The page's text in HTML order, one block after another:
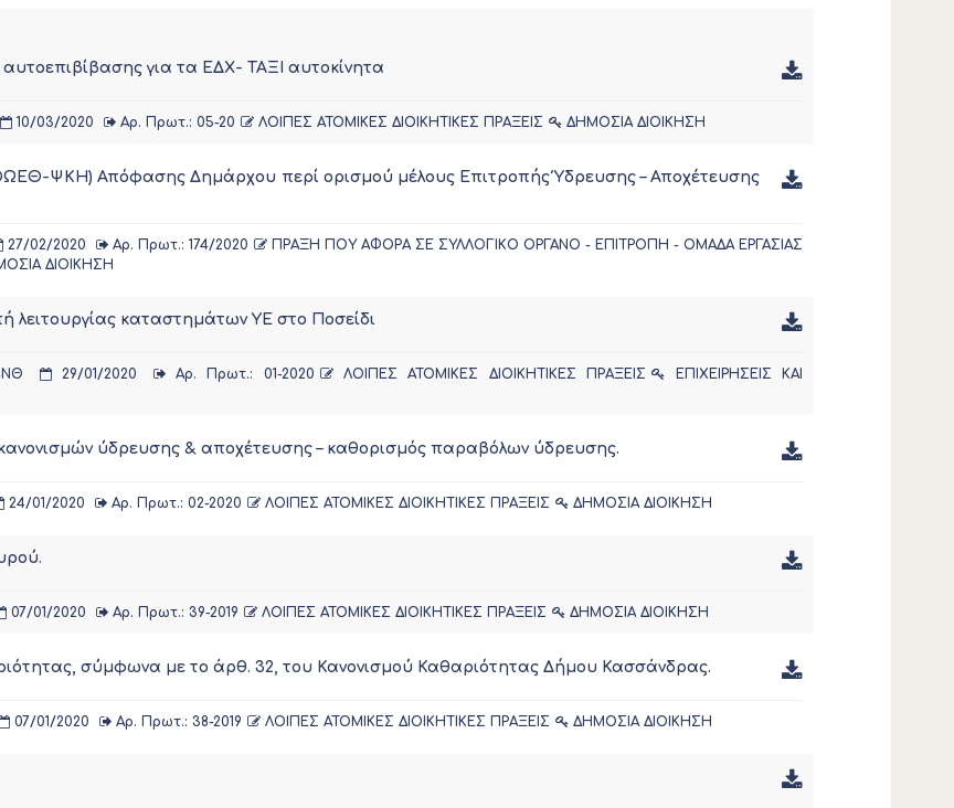
για τα ΕΔΧ- ΤΑΞΙ αυτοκίνητα
10/03/2020 Αρ. Πρωτ.: 05-20 ΛΟΙΠΕΣ ΑΤΟΜΙΚΕΣ ΔΙΟΙΚΗΤΙΚΕΣ ΠΡΑΞΕΙΣ ΔΗΜΟΣΙΑ ΔΙΟΙΚΗΣΗ
ΨΚΗ) Απόφασης Δημάρχου περί ορισμού μέλους Επιτροπής Ύδρευσης – Αποχέτευσης
27/02/2020 Αρ. Πρωτ.: 174/2020
ΠΡΑΞΗ ΠΟΥ ΑΦΟΡΑ ΣΕ ΣΥΛΛΟΓΙΚΟ ΟΡΓΑΝΟ - ΕΠΙΤΡΟΠΗ - ΟΜΑΔΑ ΕΡΓΑΣΙΑΣ
ΔΙΟΙΚΗΣΗ
λειτουργίας καταστημάτων ΥΕ στο Ποσείδι
29/01/2020 Αρ. Πρωτ.: 01-2020 ΛΟΙΠΕΣ ΑΤΟΜΙΚΕΣ ΔΙΟΙΚΗΤΙΚΕΣ ΠΡΑΞΕΙΣ
ΕΠΙΧΕΙΡΗΣΕΙΣ ΚΑΙ
ύδρευσης & αποχέτευσης – καθορισμός παραβόλων ύδρευσης.
24/01/2020 Αρ. Πρωτ.: 02-2020 ΛΟΙΠΕΣ ΑΤΟΜΙΚΕΣ ΔΙΟΙΚΗΤΙΚΕΣ ΠΡΑΞΕΙΣ ΔΗΜΟΣΙΑ ΔΙΟΙΚΗΣΗ
07/01/2020 Αρ. Πρωτ.: 39-2019 ΛΟΙΠΕΣ ΑΤΟΜΙΚΕΣ ΔΙΟΙΚΗΤΙΚΕΣ ΠΡΑΞΕΙΣ ΔΗΜΟΣΙΑ ΔΙΟΙΚΗΣΗ
σύμφωνα με το άρθ. 32, του Κανονισμού Καθαριότητας Δήμου Κασσάνδρας.
07/01/2020 Αρ. Πρωτ.: 38-2019 ΛΟΙΠΕΣ ΑΤΟΜΙΚΕΣ ΔΙΟΙΚΗΤΙΚΕΣ ΠΡΑΞΕΙΣ ΔΗΜΟΣΙΑ ΔΙΟΙΚΗΣΗ